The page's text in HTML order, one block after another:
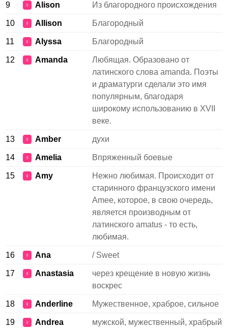
9 ♀ Alison Из благородного происхождения
10 ♀ Allison Благородный
11 ♀ Alyssa Благородный
12 ♀ Amanda
Любящая. Образовано от
латинского слова amanda. Поэты
и драматурги сделали это имя
популярным, благодаря
широкому использованию в XVII
веке.
13 ♀ Amber духи
14 ♀ Amelia Впряженный боевые
15 ♀ Amy
Нежно любимая. Происходит от
старинного французского имени
Amee, которое, в свою очередь,
является производным от
латинского amatus - то есть,
любимая.
16 ♀ Ana / Sweet
17 ♀ Anastasia
через крещение в новую жизнь
воскрес
18 ♀ Anderline Мужественное, храброе, сильное
19 ♀ Andrea мужской, мужественный, храбрый